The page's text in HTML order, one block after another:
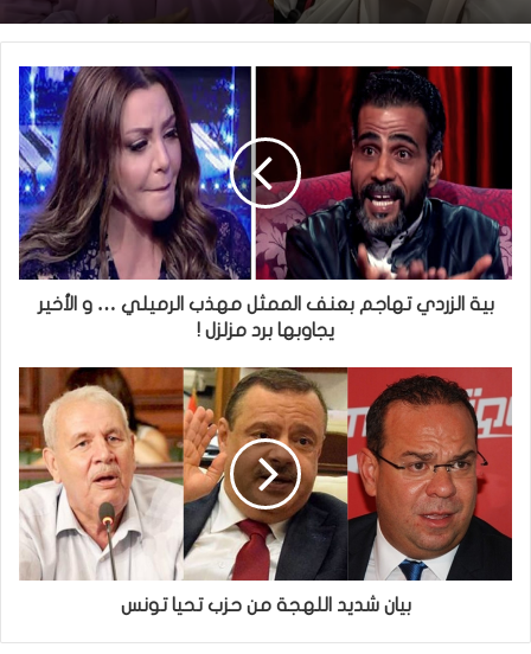
بية الزردي تهاجم بعنف الممثل مهذب الرميلي … و الأخير
يجاوبها برد مزلزل !
بيان شديد اللهجة من حزب تحيا تونس